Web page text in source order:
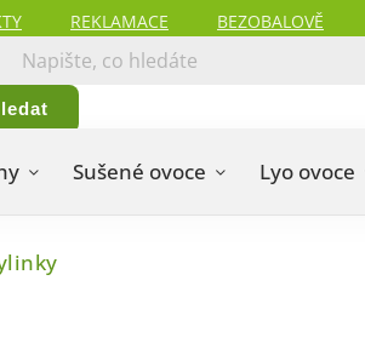
REKLAMACE BEZOBALOVĚ
Sušené ovoce Lyo ovoce